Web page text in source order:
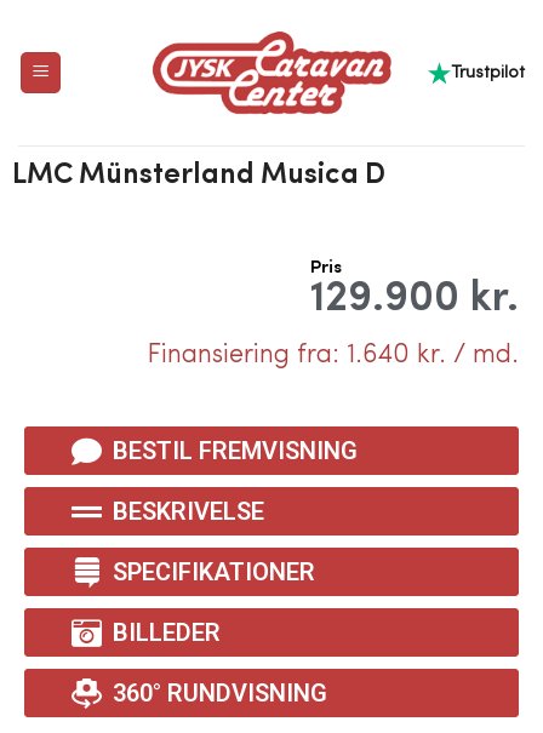
Trustpilot
LMC Münsterland Musica D
Pris
129.900 kr.
Finansiering fra: 1.640 kr. / md.
BESTIL FREMVISNING
BESKRIVELSE
SPECIFIKATIONER
BILLEDER
360° RUNDVISNING